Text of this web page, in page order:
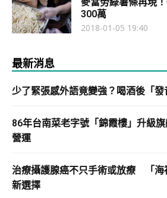
300萬
2018-01-05 19:40
最新消息
少了緊張感外語竟變強？喝酒後「
86年台南菜老字號「錦霞樓」升級
營運
治療攝護腺癌不只手術或放療 「海
新選擇